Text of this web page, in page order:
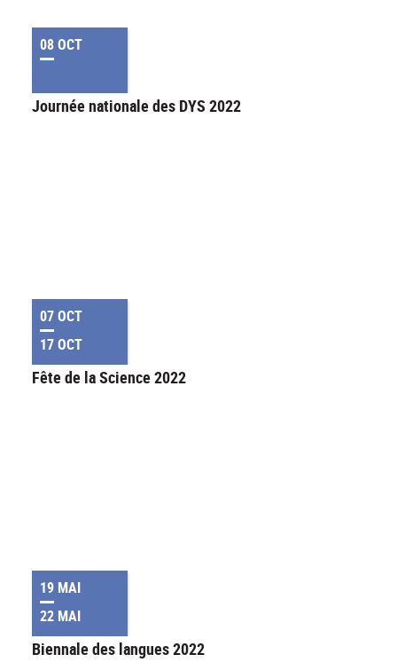
08 OCT
Journée nationale des DYS 2022
07 OCT
17 OCT
Fête de la Science 2022
19 MAI
22 MAI
Biennale des langues 2022